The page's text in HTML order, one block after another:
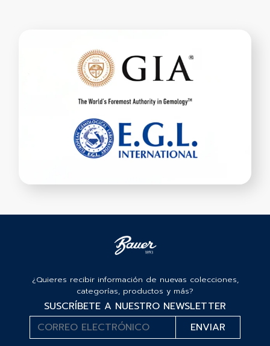
¿Quieres recibir información de nuevas colecciones,
categorías, productos y más?
SUSCRÍBETE A NUESTRO NEWSLETTER